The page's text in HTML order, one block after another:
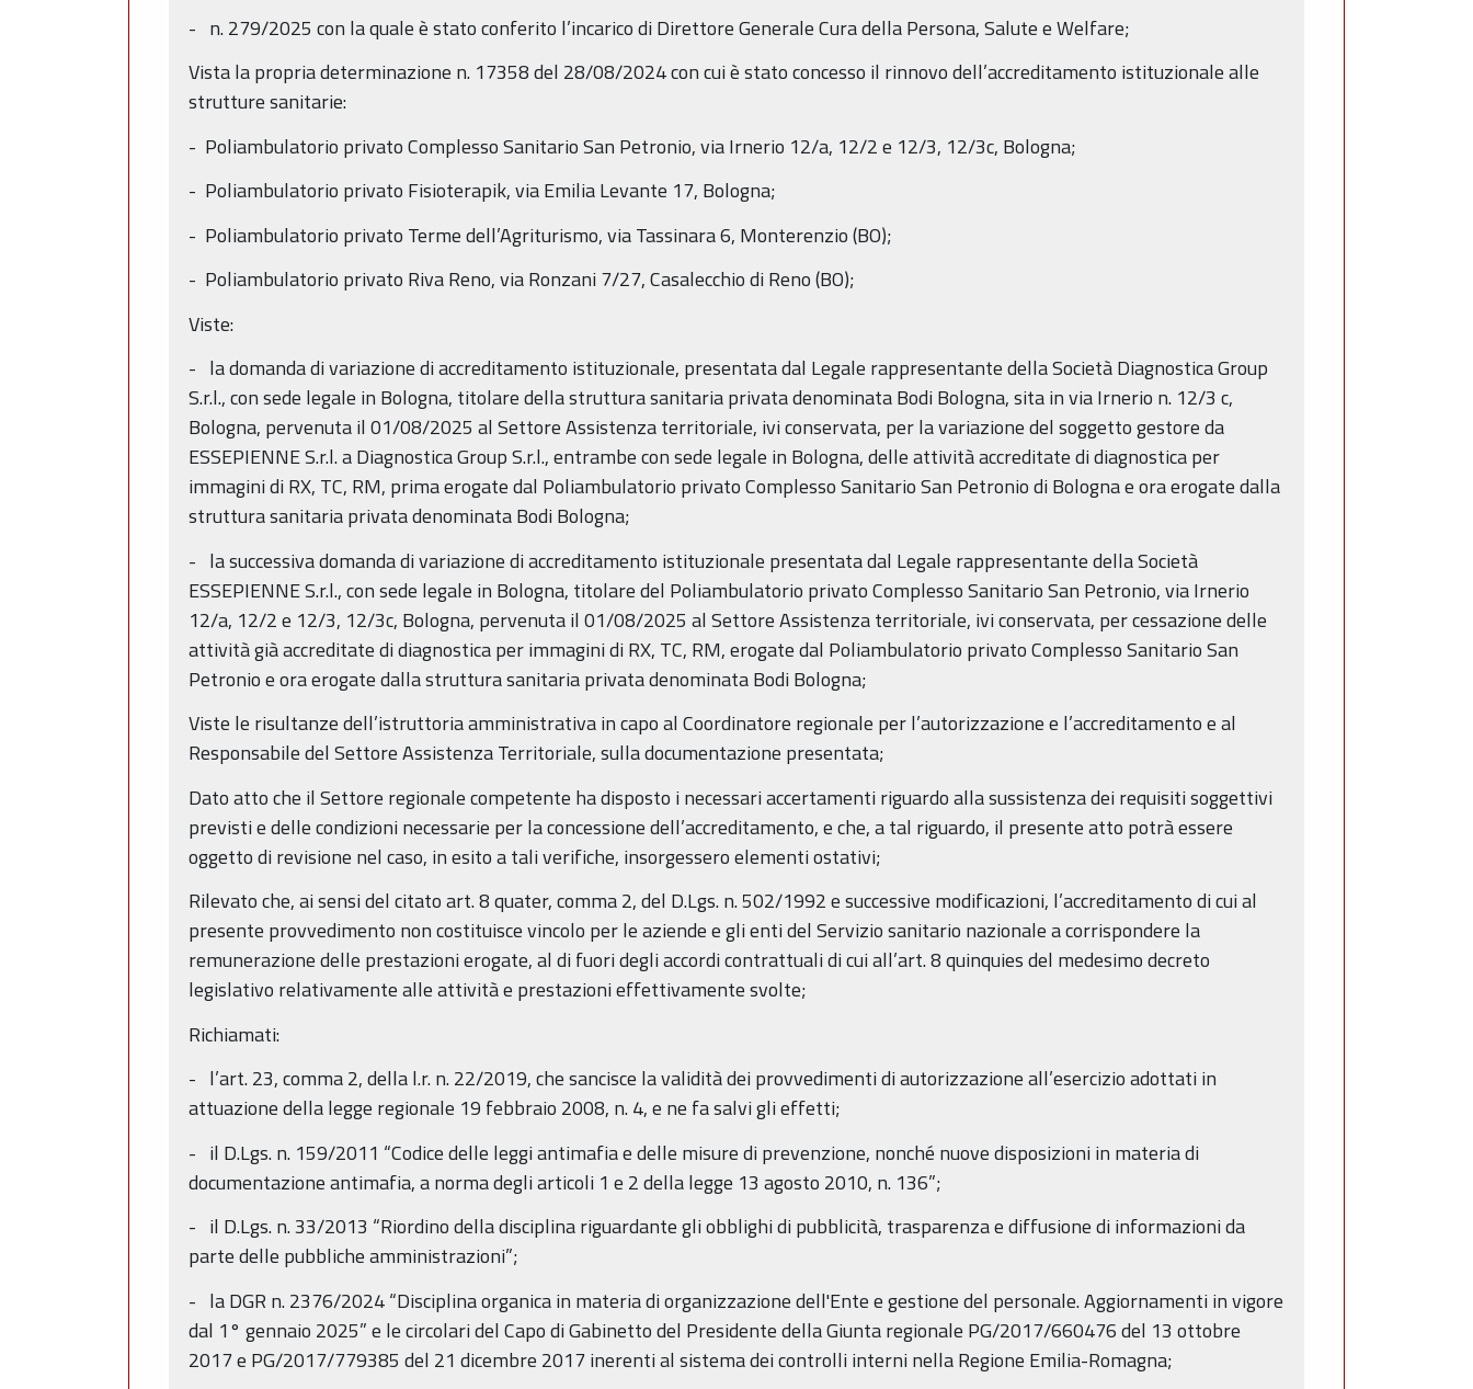
- n. 279/2025 con la quale è stato conferito l’incarico di Direttore Generale Cura della Persona, Salute e Welfare;
Vista la propria determinazione n. 17358 del 28/08/2024 con cui è stato concesso il rinnovo dell’accreditamento istituzionale alle
strutture sanitarie:
- Poliambulatorio privato Complesso Sanitario San Petronio, via Irnerio 12/a, 12/2 e 12/3, 12/3c, Bologna;
- Poliambulatorio privato Fisioterapik, via Emilia Levante 17, Bologna;
- Poliambulatorio privato Terme dell’Agriturismo, via Tassinara 6, Monterenzio (BO);
- Poliambulatorio privato Riva Reno, via Ronzani 7/27, Casalecchio di Reno (BO);
Viste:
- la domanda di variazione di accreditamento istituzionale, presentata dal Legale rappresentante della Società Diagnostica Group
S.r.l., con sede legale in Bologna, titolare della struttura sanitaria privata denominata Bodi Bologna, sita in via Irnerio n. 12/3 c,
Bologna, pervenuta il 01/08/2025 al Settore Assistenza territoriale, ivi conservata, per la variazione del soggetto gestore da
ESSEPIENNE S.r.l. a Diagnostica Group S.r.l., entrambe con sede legale in Bologna, delle attività accreditate di diagnostica per
immagini di RX, TC, RM, prima erogate dal Poliambulatorio privato Complesso Sanitario San Petronio di Bologna e ora erogate dalla
struttura sanitaria privata denominata Bodi Bologna;
- la successiva domanda di variazione di accreditamento istituzionale presentata dal Legale rappresentante della Società
ESSEPIENNE S.r.l., con sede legale in Bologna, titolare del Poliambulatorio privato Complesso Sanitario San Petronio, via Irnerio
12/a, 12/2 e 12/3, 12/3c, Bologna, pervenuta il 01/08/2025 al Settore Assistenza territoriale, ivi conservata, per cessazione delle
attività già accreditate di diagnostica per immagini di RX, TC, RM, erogate dal Poliambulatorio privato Complesso Sanitario San
Petronio e ora erogate dalla struttura sanitaria privata denominata Bodi Bologna;
Viste le risultanze dell’istruttoria amministrativa in capo al Coordinatore regionale per l’autorizzazione e l’accreditamento e al
Responsabile del Settore Assistenza Territoriale, sulla documentazione presentata;
Dato atto che il Settore regionale competente ha disposto i necessari accertamenti riguardo alla sussistenza dei requisiti soggettivi
previsti e delle condizioni necessarie per la concessione dell’accreditamento, e che, a tal riguardo, il presente atto potrà essere
oggetto di revisione nel caso, in esito a tali verifiche, insorgessero elementi ostativi;
Rilevato che, ai sensi del citato art. 8 quater, comma 2, del D.Lgs. n. 502/1992 e successive modificazioni, l’accreditamento di cui al
presente provvedimento non costituisce vincolo per le aziende e gli enti del Servizio sanitario nazionale a corrispondere la
remunerazione delle prestazioni erogate, al di fuori degli accordi contrattuali di cui all’art. 8 quinquies del medesimo decreto
legislativo relativamente alle attività e prestazioni effettivamente svolte;
Richiamati:
- l’art. 23, comma 2, della l.r. n. 22/2019, che sancisce la validità dei provvedimenti di autorizzazione all’esercizio adottati in
attuazione della legge regionale 19 febbraio 2008, n. 4, e ne fa salvi gli effetti;
- il D.Lgs. n. 159/2011 “Codice delle leggi antimafia e delle misure di prevenzione, nonché nuove disposizioni in materia di
documentazione antimafia, a norma degli articoli 1 e 2 della legge 13 agosto 2010, n. 136”;
- il D.Lgs. n. 33/2013 “Riordino della disciplina riguardante gli obblighi di pubblicità, trasparenza e diffusione di informazioni da
parte delle pubbliche amministrazioni”;
- la DGR n. 2376/2024 “Disciplina organica in materia di organizzazione dell'Ente e gestione del personale. Aggiornamenti in vigore
dal 1° gennaio 2025” e le circolari del Capo di Gabinetto del Presidente della Giunta regionale PG/2017/660476 del 13 ottobre
2017 e PG/2017/779385 del 21 dicembre 2017 inerenti al sistema dei controlli interni nella Regione Emilia-Romagna;